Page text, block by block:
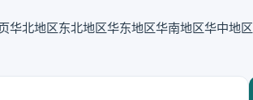
华北地区东北地区华东地区华南地区华中地区